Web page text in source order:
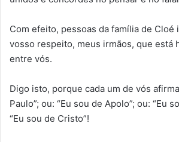
Com efeito, pessoas da família de Cloé
vosso respeito, meus irmãos, que está
entre vós.
Digo isto, porque cada um de vós
Paulo”; ou: “Eu sou de Apolo”; ou: “Eu
“Eu sou de Cristo”!